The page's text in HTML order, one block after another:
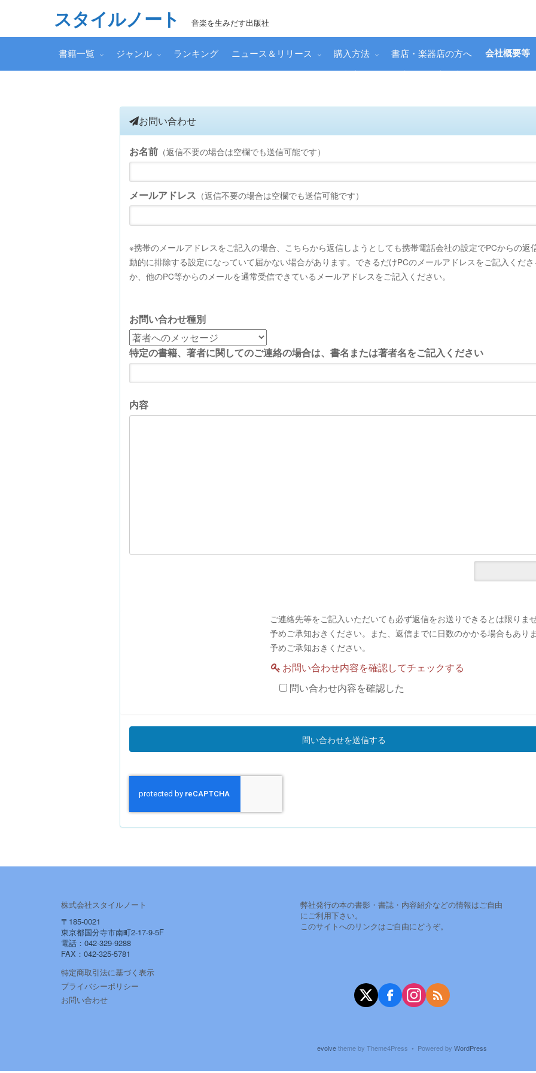
スタイルノート 音楽を生みだす出版社
書籍一覧 ジャンル ランキング ニュース＆リリース 購入方法 書店・楽器店の方へ 会社概要等
お問い合わせ
お名前（返信不要の場合は空欄でも送信可能です）
メールアドレス （返信不要の場合は空欄でも送信可能です）
※携帯のメールアドレスをご記入の場合、こちらから返信しようとしても携帯電話会社の設定でPCからの返
動的に排除する設定になっていて届かない場合があります。できるだけPCのメールアドレスをご記入くださ
か、他のPC等からのメールを通常受信できているメールアドレスをご記入ください。
お問い合わせ種別
特定の書籍、著者に関してのご連絡の場合は、書名または著者名をご記入ください
内容
ご連絡先等をご記入いただいても必ず返信をお送りできるとは限りま
予めご承知おきください。また、返信までに日数のかかる場合もあり
予めご承知おきください。
お問い合わせ内容を確認してチェックする
問い合わせ内容を確認した
株式会社スタイルノート
〒185-0021
東京都国分寺市南町2-17-9-5F
電話：042-329-9288
FAX：042-325-5781
特定商取引法に基づく表示
プライバシーポリシー
お問い合わせ
弊社発行の本の書影・書誌・内容紹介などの情報はご自由
にご利用下さい。
このサイトへのリンクはご自由にどうぞ。
X（旧Twitter）
FacebookInstagram
RSS
evolvetheme by Theme4Press • Powered by WordPress